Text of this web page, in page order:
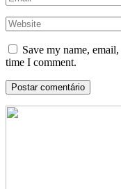
Save my name,
time I comment.